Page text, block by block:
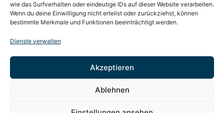
wie das Surfverhalten oder eindeutige IDs auf dieser Website verarbeiten.
Wenn du deine Einwilligung nicht erteilst oder zurückziehst, können
bestimmte Merkmale und Funktionen beeinträchtigt werden.
Dienste verwalten
Akzeptieren
Ablehnen
Klicke auf "Ich stimme zu", um Google
Ich stimme zu